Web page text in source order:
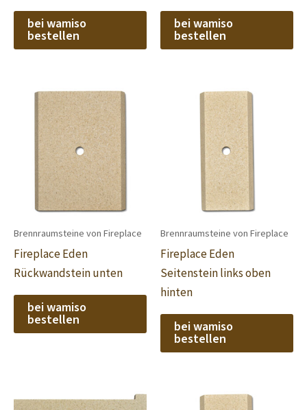
bei wamiso
bestellen
bei wamiso
bestellen
Brennraumsteine von Fireplace
Fireplace Eden
Rückwandstein unten
bei wamiso
bestellen
Brennraumsteine von Fireplace
Fireplace Eden
Seitenstein links oben
hinten
bei wamiso
bestellen